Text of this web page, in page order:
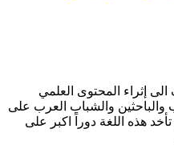
إثراء المحتوى العلمي
الكتاب والباحثين والشباب العرب على
بلغتهم الأم٬ حتى تأخد هذه اللغة دوراً اكبر على